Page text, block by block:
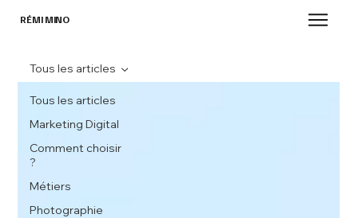
RÉMI MINO
Tous les articles
Marketing Digital
Comment choisir
?
Métiers
Photographie
Tous les articles